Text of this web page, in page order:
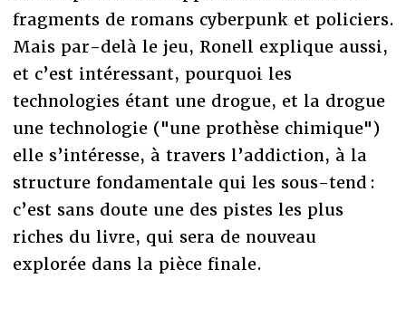
fragments de romans cyberpunk et policiers.
Mais par-delà le jeu, Ronell explique aussi,
et c’est intéressant, pourquoi les
technologies étant une drogue, et la drogue
une technologie ("une prothèse chimique")
elle s’intéresse, à travers l’addiction, à la
structure fondamentale qui les sous-tend :
c’est sans doute une des pistes les plus
riches du livre, qui sera de nouveau
explorée dans la pièce finale.